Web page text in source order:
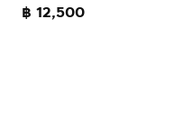
฿ 12,500